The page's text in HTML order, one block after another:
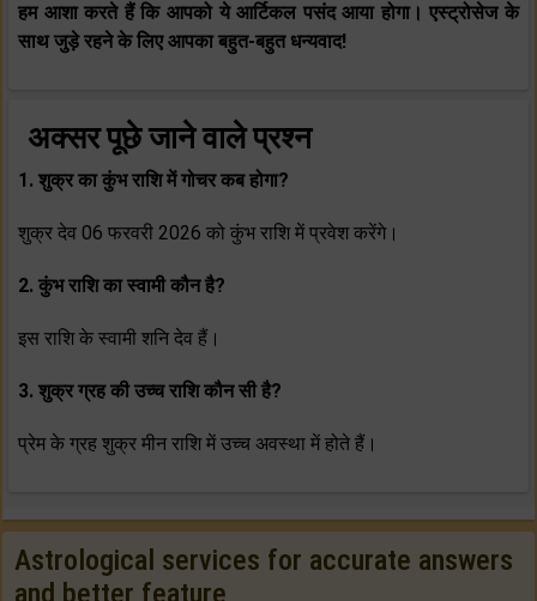
हम आशा करते हैं कि आपको ये आर्टिकल पसंद आया होगा। एस्ट्रोसेज के
साथ जुड़े रहने के लिए आपका बहुत-बहुत धन्यवाद!
अक्सर पूछे जाने वाले प्रश्न
1. शुक्र का कुंभ राशि में गोचर कब होगा?
शुक्र देव 06 फरवरी 2026 को कुंभ राशि में प्रवेश करेंगे।
2. कुंभ राशि का स्वामी कौन है?
इस राशि के स्वामी शनि देव हैं।
3. शुक्र ग्रह की उच्च राशि कौन सी है?
प्रेम के ग्रह शुक्र मीन राशि में उच्च अवस्था में होते हैं।
Astrological services for accurate answers
and better feature